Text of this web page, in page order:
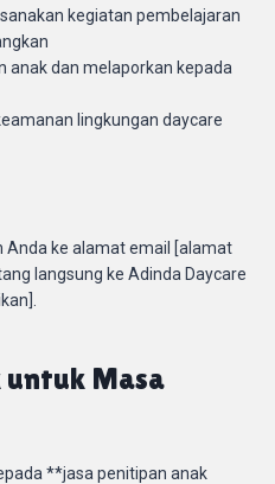
kegiatan pembelajaran
anak dan melaporkan kepada
lingkungan daycare
Anda ke alamat email [alamat
langsung ke Adinda Daycare
Masa
**jasa penitipan anak